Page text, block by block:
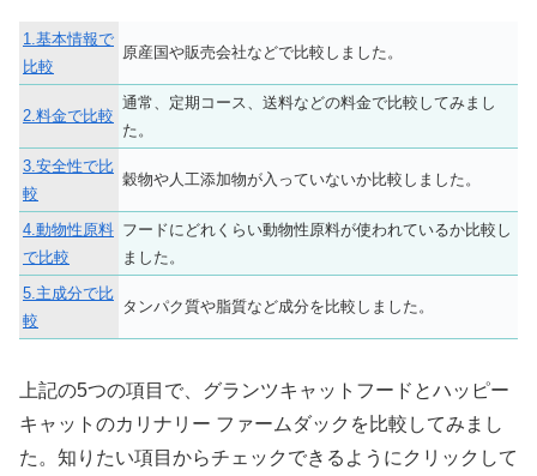
1.基本情報で
比較
原産国や販売会社などで比較しました。
2.料金で比較
通常、定期コース、送料などの料金で比較してみまし
た。
3.安全性で比
較
穀物や人工添加物が入っていないか比較しました。
4.動物性原料
で比較
フードにどれくらい動物性原料が使われているか比較し
ました。
5.主成分で比
較
タンパク質や脂質など成分を比較しました。
上記の5つの項目で、グランツキャットフードとハッピー
キャットのカリナリー ファームダックを比較してみまし
た。知りたい項目からチェックできるようにクリックして